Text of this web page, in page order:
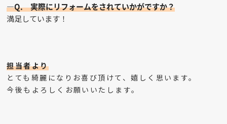
—Q. 実際にリフォームをされていかがですか？
満足しています！
担当者より
とても綺麗になりお喜び頂けて、嬉しく思います。
今後もよろしくお願いいたします。